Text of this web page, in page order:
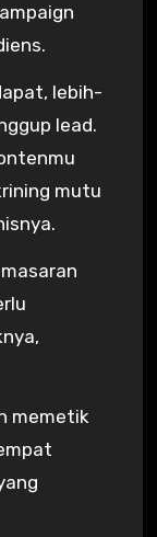
lebih-
lead.
mutu
memetik